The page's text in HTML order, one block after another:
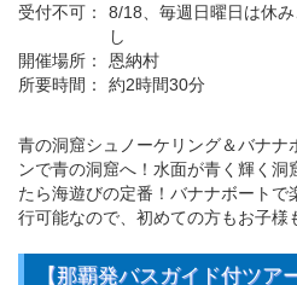
受付不可：
8/18、毎週日曜日は休
し
開催場所：
恩納村
所要時間：
約2時間30分
青の洞窟シュノーケリング＆バナ
ンで青の洞窟へ！水面が青く輝く
たら海遊びの定番！バナナボート
行可能なので、初めての方もお子様
【那覇発バスガイド付ツ